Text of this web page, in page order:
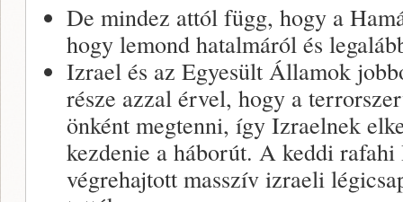
De mindez attól függ, hogy a
hogy lemond hatalmáról és
Izrael és az Egyesült Államok
része azzal érvel, hogy a
önként megtenni, így Izraelnek
kezdenie a háborút. A keddi rafahi
végrehajtott masszív izraeli